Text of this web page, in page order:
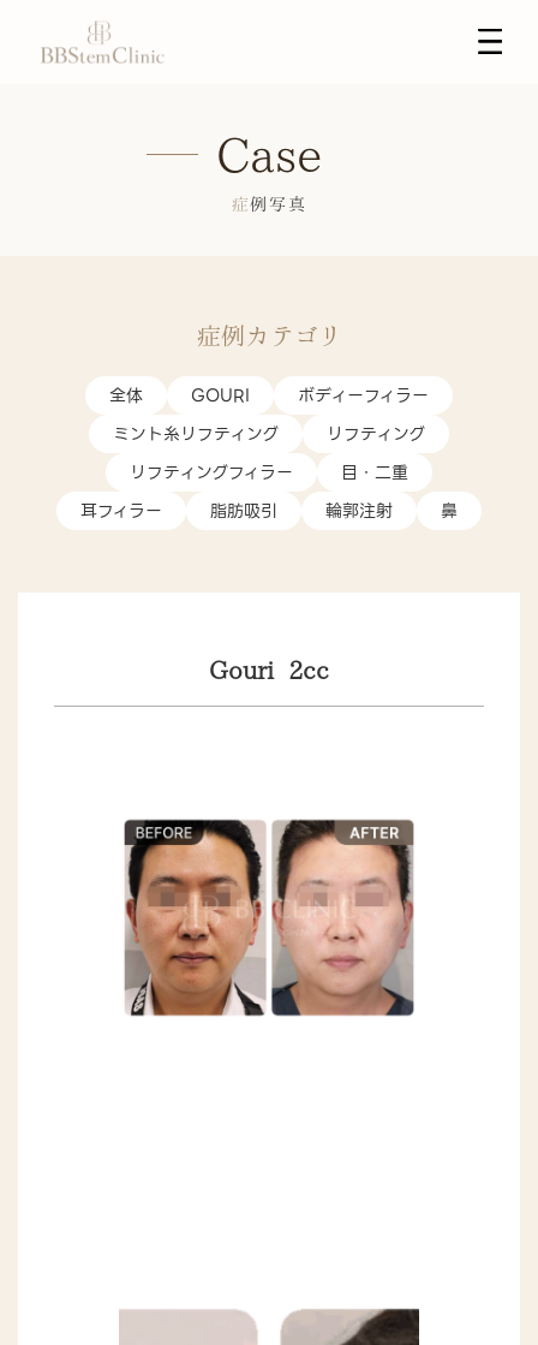
Case
症例写真
症例カテゴリ
全体 GOURI
ボディーフィラー
ミント糸リフティング
リフティング
リフティングフィラー
目・二重
耳フィラー
脂肪吸引 輪郭注射 鼻
Gouri 2cc